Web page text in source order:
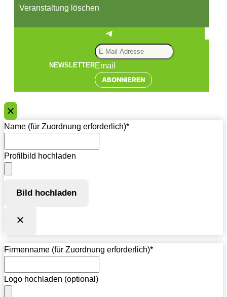
Veranstaltung löschen
Telegram
NEWSLETTEREmail
ABONNIEREN
Name (für Zuordnung erforderlich)*
Profilbild hochladen
Bild hochladen
Firmenname (für Zuordnung erforderlich)*
Logo hochladen (optional)